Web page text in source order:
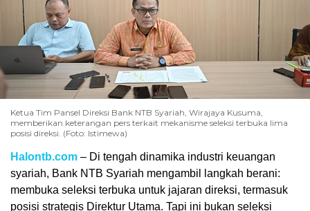
Ketua Tim Pansel Direksi Bank NTB Syariah, Wirajaya Kusuma,
memberikan keterangan pers terkait mekanisme seleksi terbuka lima
posisi direksi. (Foto: Istimewa)
Halontb.com – Di tengah dinamika industri keuangan
syariah, Bank NTB Syariah mengambil langkah berani:
membuka seleksi terbuka untuk jajaran direksi, termasuk
posisi strategis Direktur Utama. Tapi ini bukan seleksi